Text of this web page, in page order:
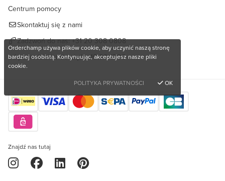
Centrum pomocy
Skontaktuj się z nami
Zadzwoń do nas:+31 20 308 0808
od poniedziałku do piątku 10.00-17.00
Znajdź nas tutaj
Orderchamp używa plików cookie, aby uczynić naszą stronę
bardziej osobistą. Kontynuując, akceptujesz nasze pliki
cookie.
POLITYKA PRYWATNOŚCI
OK